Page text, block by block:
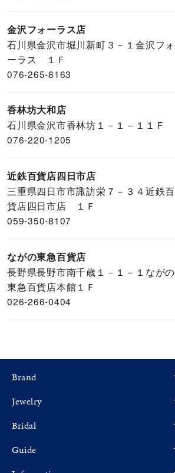
金沢フォーラス店
石川県金沢市堀川新町３－１金沢フォ
ーラス １Ｆ
076-265-8163
香林坊大和店
石川県金沢市香林坊１－１－１１Ｆ
076-220-1205
近鉄百貨店四日市店
三重県四日市市諏訪栄７－３４近鉄百
貨店四日市店 １Ｆ
059-350-8107
ながの東急百貨店
長野県長野市南千歳１－１－１ながの
東急百貨店本館１Ｆ
026-266-0404
Brand
Jewelry
Bridal
Guide